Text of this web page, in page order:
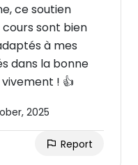
ce soutien
cours sont bien
à mes
dans la bonne
! 👍
2025
Report